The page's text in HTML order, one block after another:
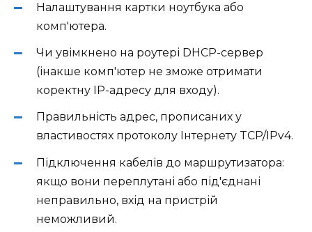
Налаштування картки ноутбука або
комп'ютера.
Чи увімкнено на роутері DHCP-сервер
(інакше комп'ютер не зможе отримати
коректну IP-адресу для входу).
Правильність адрес, прописаних у
властивостях протоколу Інтернету TCP/IPv4.
Підключення кабелів до маршрутизатора:
якщо вони переплутані або під'єднані
неправильно, вхід на пристрій
неможливий.